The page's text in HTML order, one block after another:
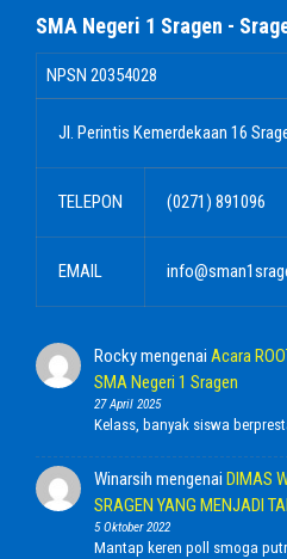
SMA Negeri 1 Sragen -
NPSN 20354028
Jl. Perintis Kemerdekaan 16
TELEPON (0271) 891096
EMAIL
Rockymengenai Acara
SMA Negeri 1 Sragen
27 April 2025
Kelass, banyak siswa
Winarsih mengenai DIMAS
SRAGEN YANG MENJADI
5 Oktober 2022
Mantap keren poll smoga